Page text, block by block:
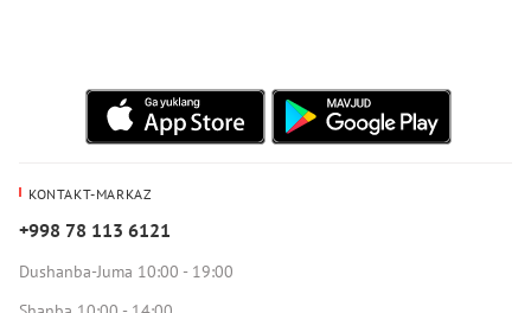
KONTAKT-MARKAZ
+998 78 113 6121
Dushanba-Juma 10:00 - 19:00